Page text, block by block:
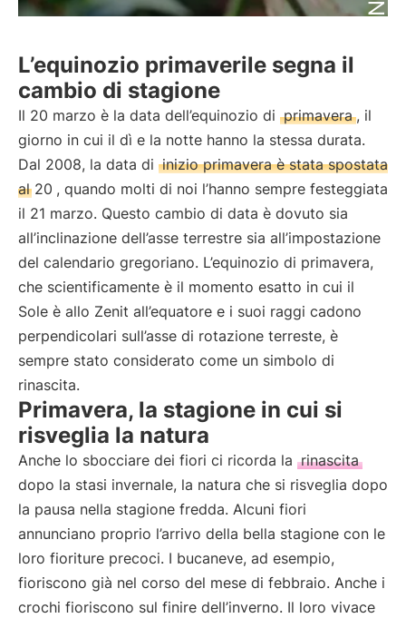
L’equinozio primaverile segna il
cambio di stagione
Il 20 marzo è la data dell’equinozio di primavera , il
giorno in cui il dì e la notte hanno la stessa durata.
Dal 2008, la data di inizio primavera è stata spostata
al 20 , quando molti di noi l’hanno sempre festeggiata
il 21 marzo. Questo cambio di data è dovuto sia
all’inclinazione dell’asse terrestre sia all’impostazione
del calendario gregoriano. L’equinozio di primavera,
che scientificamente è il momento esatto in cui il
Sole è allo Zenit all’equatore e i suoi raggi cadono
perpendicolari sull’asse di rotazione terreste, è
sempre stato considerato come un simbolo di
rinascita.
Primavera, la stagione in cui si
risveglia la natura
Anche lo sbocciare dei fiori ci ricorda la rinascita
dopo la stasi invernale, la natura che si risveglia dopo
la pausa nella stagione fredda. Alcuni fiori
annunciano proprio l’arrivo della bella stagione con le
loro fioriture precoci. I bucaneve, ad esempio,
fioriscono già nel corso del mese di febbraio. Anche i
crochi fioriscono sul finire dell’inverno. Il loro vivace